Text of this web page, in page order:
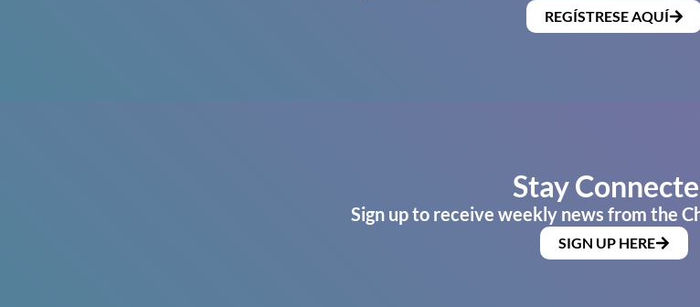
REGÍSTRESE AQUÍ
Stay
Sign up to receive weekly news from the
SIGN UP HERE